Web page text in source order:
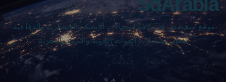
موقع متخصص في كافة المجالات الأمنية والعسكرية والدفاعية،
يغطي نشاطات القوات الجوية والبرية والبحرية